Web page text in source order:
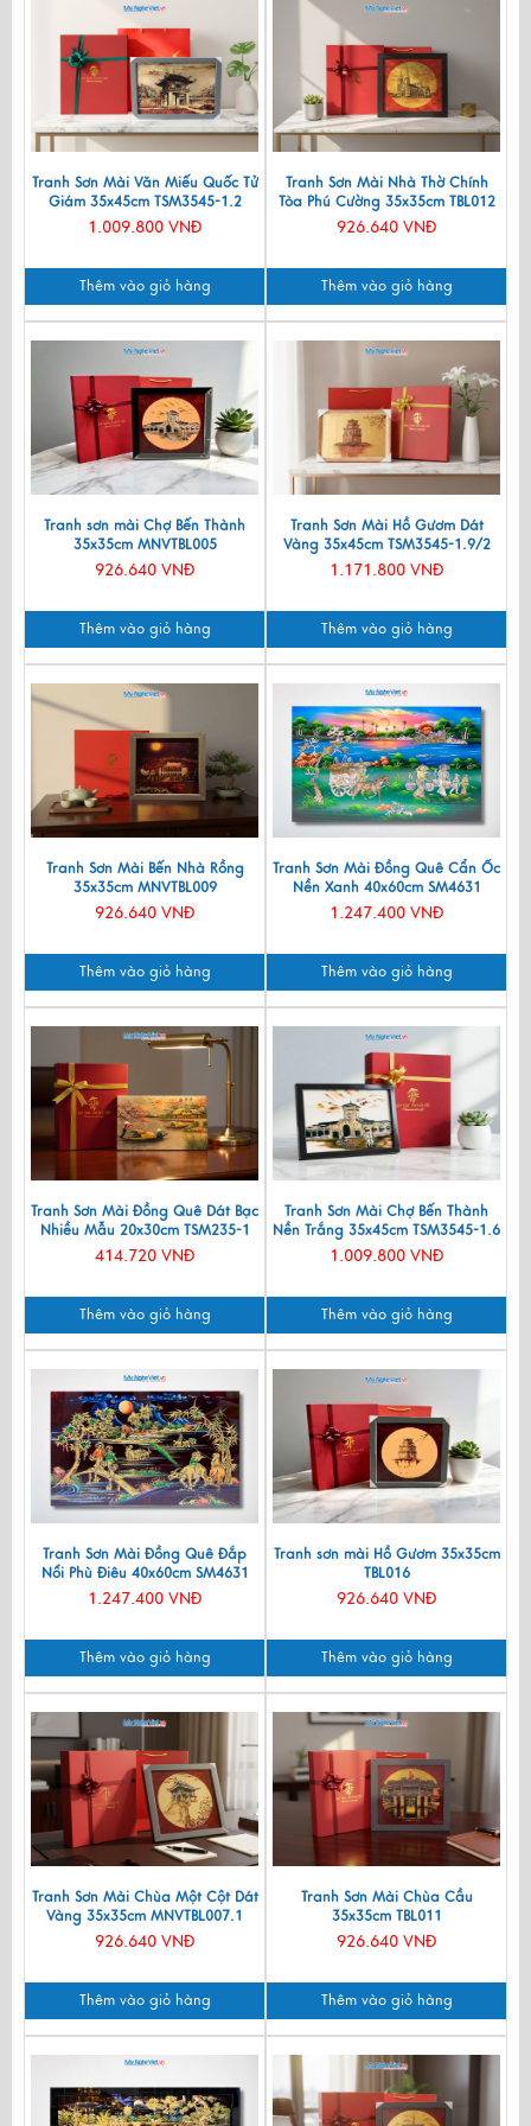
Tranh Sơn Mài Văn Miếu Quốc Tử
Giám 35x45cm TSM3545-1.2
1.009.800 VNĐ
Thêm vào giỏ hàng
Tranh Sơn Mài Nhà Thờ Chính
Tòa Phú Cường 35x35cm TBL012
926.640 VNĐ
Thêm vào giỏ hàng
Tranh sơn mài Chợ Bến Thành
35x35cm MNVTBL005
926.640 VNĐ
Thêm vào giỏ hàng
Tranh Sơn Mài Hồ Gươm Dát
Vàng 35x45cm TSM3545-1.9/2
1.171.800 VNĐ
Thêm vào giỏ hàng
Tranh Sơn Mài Bến Nhà Rồng
35x35cm MNVTBL009
926.640 VNĐ
Thêm vào giỏ hàng
Tranh Sơn Mài Đồng Quê Cẩn Ốc
Nền Xanh 40x60cm SM4631
1.247.400 VNĐ
Thêm vào giỏ hàng
Tranh Sơn Mài Đồng Quê Dát Bạc
Nhiều Mẫu 20x30cm TSM235-1
414.720 VNĐ
Thêm vào giỏ hàng
Tranh Sơn Mài Chợ Bến Thành
Nền Trắng 35x45cm TSM3545-1.6
1.009.800 VNĐ
Thêm vào giỏ hàng
Tranh Sơn Mài Đồng Quê Đắp
Nổi Phù Điêu 40x60cm SM4631
1.247.400 VNĐ
Thêm vào giỏ hàng
Tranh sơn mài Hồ Gươm 35x35cm
TBL016
926.640 VNĐ
Thêm vào giỏ hàng
Tranh Sơn Mài Chùa Một Cột Dát
Vàng 35x35cm MNVTBL007.1
926.640 VNĐ
Thêm vào giỏ hàng
Tranh Sơn Mài Chùa Cầu
35x35cm TBL011
926.640 VNĐ
Thêm vào giỏ hàng